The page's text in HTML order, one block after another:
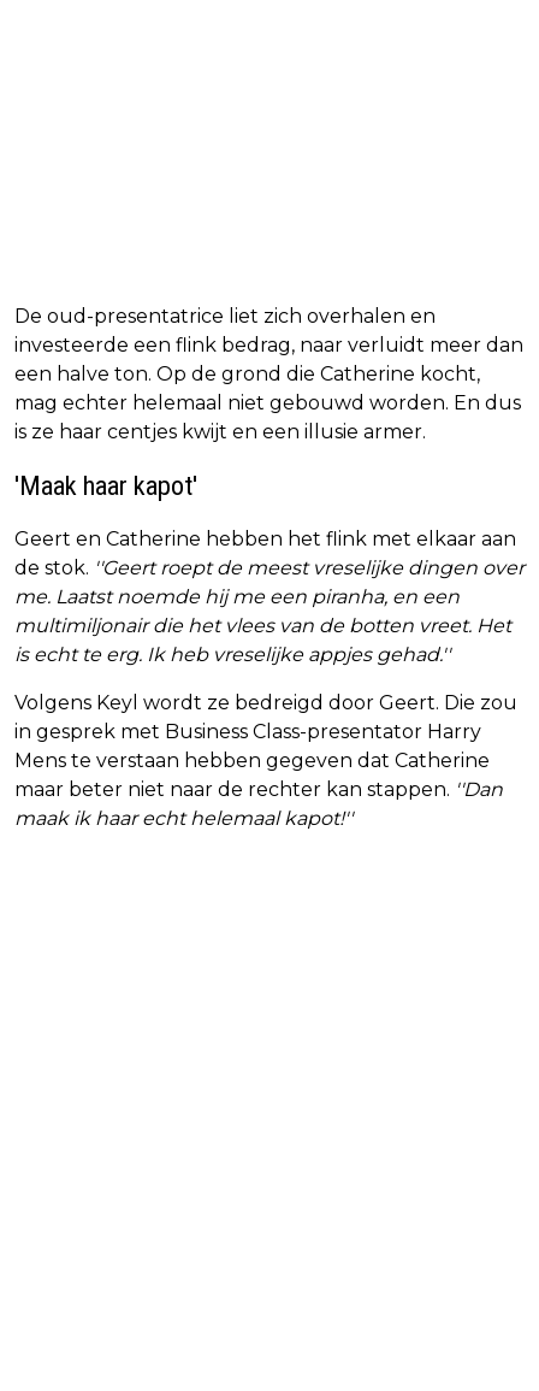
De oud-presentatrice liet zich overhalen en
investeerde een flink bedrag, naar verluidt meer dan
een halve ton. Op de grond die Catherine kocht,
mag echter helemaal niet gebouwd worden. En dus
is ze haar centjes kwijt en een illusie armer.
'Maak haar kapot'
Geert en Catherine hebben het flink met elkaar aan
de stok. ''Geert roept de meest vreselijke dingen over
me. Laatst noemde hij me een piranha, en een
multimiljonair die het vlees van de botten vreet. Het
is echt te erg. Ik heb vreselijke appjes gehad.''
Volgens Keyl wordt ze bedreigd door Geert. Die zou
in gesprek met Business Class-presentator Harry
Mens te verstaan hebben gegeven dat Catherine
maar beter niet naar de rechter kan stappen. ''Dan
maak ik haar echt helemaal kapot!''